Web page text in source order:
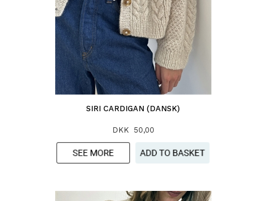
SIRI CARDIGAN (DANSK)
DKK 50,00